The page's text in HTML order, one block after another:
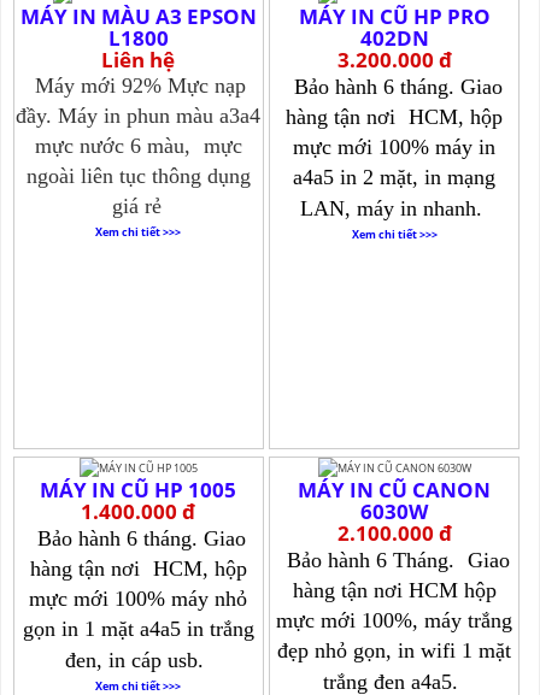
MÁY IN MÀU A3 EPSON
L1800
Liên hệ
Máy mới 92% Mực nạp
đầy. Máy in phun màu a3a4
mực nước 6 màu,
mực
ngoài liên tục thông dụng
giá rẻ
Xem chi tiết >>>
MÁY IN CŨ HP PRO
402DN
3.200.000 đ
Bảo hành 6 tháng. Giao
hàng tận nơi
HCM, hộp
mực mới 100% máy in
a4a5 in 2 mặt, in mạng
LAN, máy in nhanh.
Xem chi tiết >>>
MÁY IN CŨ HP 1005
1.400.000 đ
Bảo hành 6 tháng. Giao
hàng tận nơi HCM, hộp
mực mới 100% máy nhỏ
gọn in 1 mặt a4a5 in trắng
đen, in cáp usb.
Xem chi tiết >>>
MÁY IN CŨ CANON
6030W
2.100.000 đ
Bảo hành 6 Tháng. Giao
hàng tận nơi HCM hộp
mực mới 100%, máy trắng
đẹp nhỏ gọn, in wifi 1 mặt
trắng đen a4a5.